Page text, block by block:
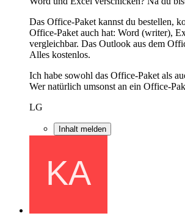
Das Office-Paket kannst du bestellen,
Office-Paket auch hat: Word (writer),
vergleichbar. Das Outlook aus dem
Alles kostenlos.
Ich habe sowohl das Office-Paket als
Wer natürlich umsonst an ein Office-
LG
Inhalt melden